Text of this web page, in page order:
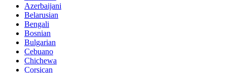
Azerbaijani
Belarusian
Bengali
Bosnian
Bulgarian
Cebuano
Chichewa
Corsican